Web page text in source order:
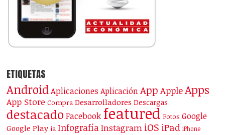
ETIQUETAS
Android Aplicaciones Aplicación App AppleApps
App Store Compra Desarrolladores Descargas
destacado Facebook featured Fotos Google
Google Play ia InfografíaInstagram iOS iPad iPhone